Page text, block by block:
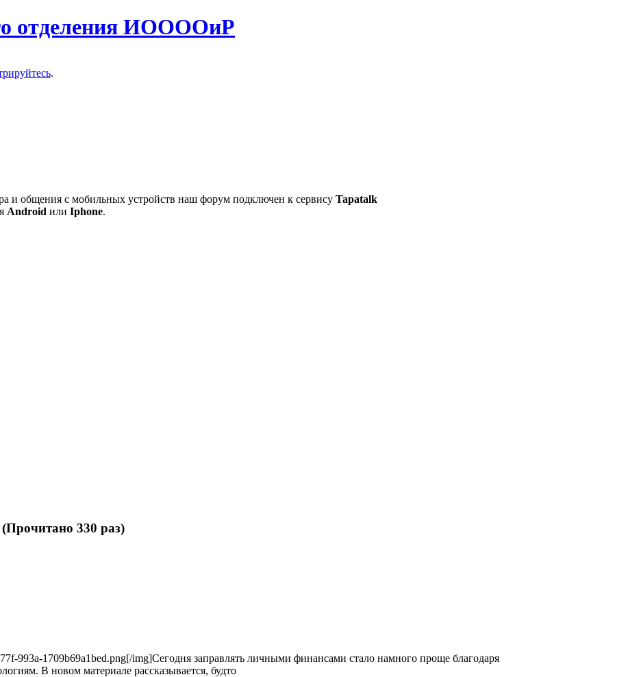
отделения ИООООиР
.
и общения с мобильных устройств наш форум подключен к сервису Tapatalk
Android или Iphone.
330 раз)
993a-1709b69a1bed.png[/img]Сегодня заправлять личными финансами стало намного проще благодаря
В новом материале рассказывается, будто